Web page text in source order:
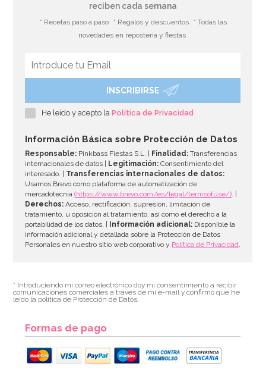
reciben cada semana
* Recetas paso a paso * Regalos y descuentos
* Todas las
novedades en repostería y fiestas
INSCRIBIRSE
He leído y acepto laPolítica de Privacidad
Información Básica sobre Protección de Datos
Responsable: Pinkbass Fiestas S.L. | Finalidad: Transferencias
internacionales de datos |
Legitimación: Consentimiento del
interesado. | Transferencias internacionales de datos:
Usamos Brevo como plataforma de automatización de
mercadotecnia(https://www.brevo.com/es/legal/termsofuse/). |
Derechos: Acceso, rectificación, supresión, limitación de
tratamiento, u oposición al tratamiento, así como el derecho a la
portabilidad de los datos. |
Información adicional: Disponible la
información adicional y detallada sobre la Protección de Datos
Personales en nuestro sitio web corporativo y Política de Privacidad.
* Introduciendo mi correo electrónico doy mi consentimiento a recibir
comunicaciones comerciales a través de mi e-mail y confirmo que he
leído la política de Protección de Datos.
Formas de pago